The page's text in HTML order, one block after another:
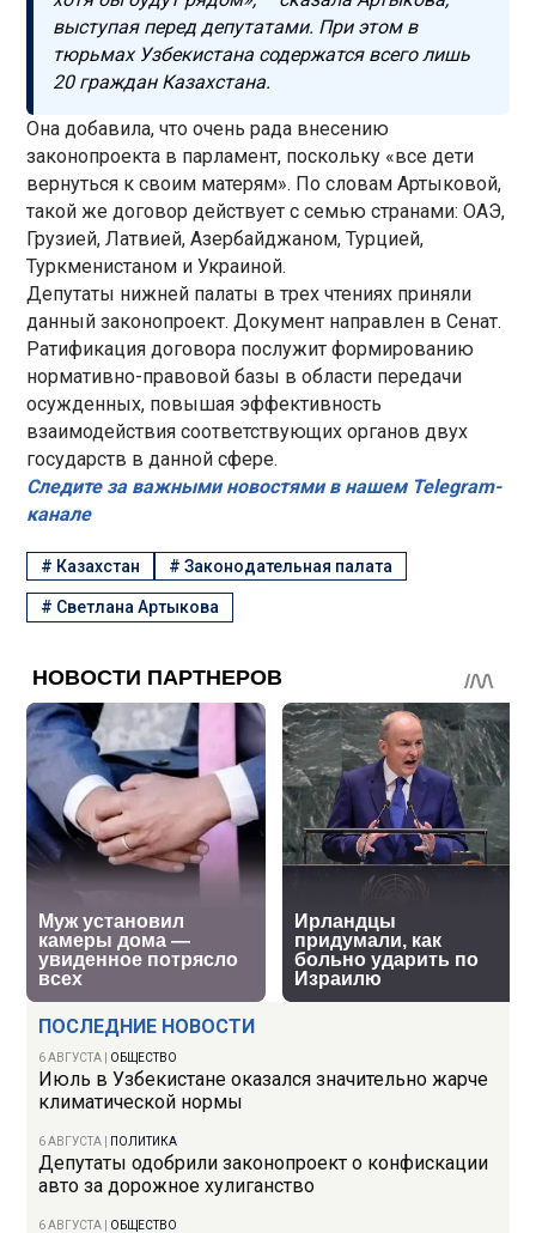
ПОСЛЕДНИЕ НОВОСТИ
6 АВГУСТА ОБЩЕСТВО
Июль в Узбекистане оказался значительно жарче
климатической нормы
6 АВГУСТА ПОЛИТИКА
Депутаты одобрили законопроект о конфискации
авто за дорожное хулиганство
6 АВГУСТА ОБЩЕСТВО
выступая перед депутатами. При этом в
тюрьмах Узбекистана содержатся всего лишь
20 граждан Казахстана.
Она добавила, что очень рада внесению
законопроекта в парламент, поскольку «все дети
вернуться к своим матерям». По словам Артыковой,
такой же договор действует с семью странами: ОАЭ,
Грузией, Латвией, Азербайджаном, Турцией,
Туркменистаном и Украиной.
Депутаты нижней палаты в трех чтениях приняли
данный законопроект. Документ направлен в Сенат.
Ратификация договора послужит формированию
нормативно-правовой базы в области передачи
осужденных, повышая эффективность
взаимодействия соответствующих органов двух
государств в данной сфере.
Следите за важными новостями в нашем Telegram-
канале
# Казахстан #Законодательная палата
# Светлана Артыкова